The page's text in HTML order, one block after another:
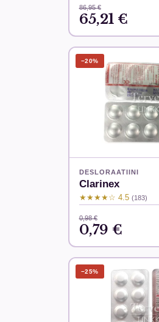
86,95 €
65,21 €
−20%
DESLORAATIINI
Clarinex
★★★★☆ 4.5 (183)
0,98 €
0,79 €
−25%